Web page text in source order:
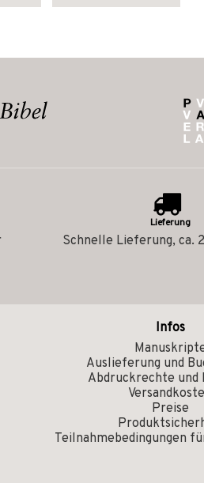
Lieferung
Schnelle Lieferung, ca.
Infos
Auslieferung und
Abdruckrechte und
Preise
Teilnahmebedingungen